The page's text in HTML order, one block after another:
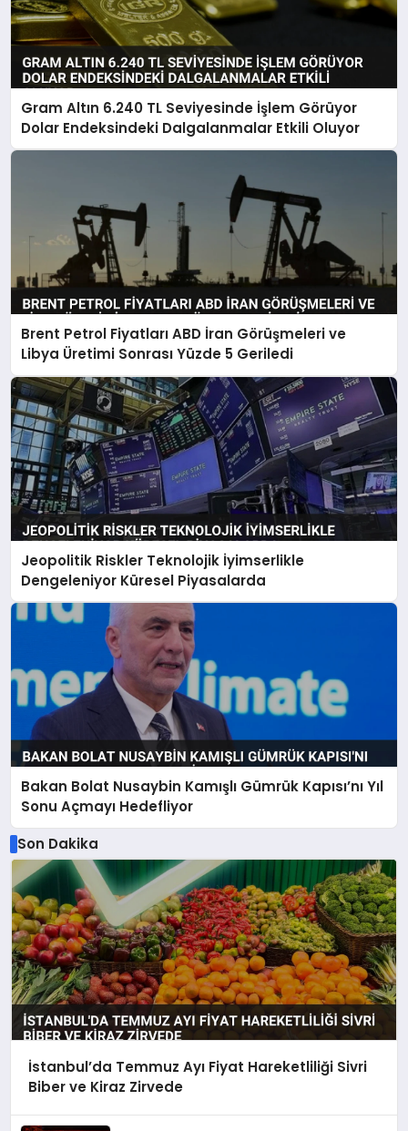
Gram Altın 6.240 TL Seviyesinde İşlem Görüyor
Dolar Endeksindeki Dalgalanmalar Etkili Oluyor
Brent Petrol Fiyatları ABD İran Görüşmeleri ve
Libya Üretimi Sonrası Yüzde 5 Geriledi
Jeopolitik Riskler Teknolojik İyimserlikle
Dengeleniyor Küresel Piyasalarda
Bakan Bolat Nusaybin Kamışlı Gümrük Kapısı’nı Yıl
Sonu Açmayı Hedefliyor
Son Dakika
İstanbul’da Temmuz Ayı Fiyat Hareketliliği Sivri
Biber ve Kiraz Zirvede